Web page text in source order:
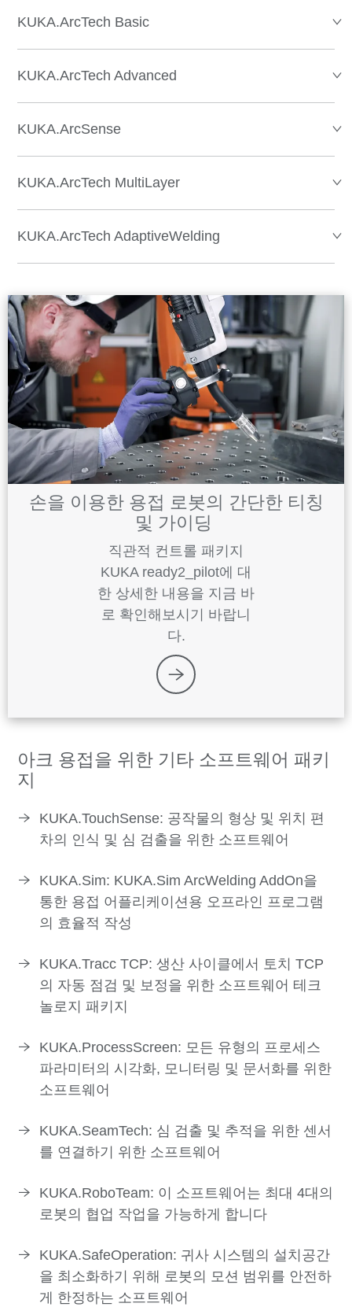
KUKA.ArcTech Basic
KUKA.ArcTech Advanced
KUKA.ArcSense
KUKA.ArcTech MultiLayer
KUKA.ArcTech AdaptiveWelding
손을 이용한 용접 로봇의 간단한 티칭
및 가이딩
직관적 컨트롤 패키지
KUKA ready2_pilot에 대
한 상세한 내용을 지금 바
로 확인해보시기 바랍니
다.
아크 용접을 위한 기타 소프트웨어 패키
지
KUKA.TouchSense: 공작물의 형상 및 위치 편
차의 인식 및 심 검출을 위한 소프트웨어
KUKA.Sim: KUKA.Sim ArcWelding AddOn을
통한 용접 어플리케이션용 오프라인 프로그램
의 효율적 작성
KUKA.Tracc TCP: 생산 사이클에서 토치 TCP
의 자동 점검 및 보정을 위한 소프트웨어 테크
놀로지 패키지
KUKA.ProcessScreen: 모든 유형의 프로세스
파라미터의 시각화, 모니터링 및 문서화를 위한
소프트웨어
KUKA.SeamTech: 심 검출 및 추적을 위한 센서
를 연결하기 위한 소프트웨어
KUKA.RoboTeam: 이 소프트웨어는 최대 4대의
로봇의 협업 작업을 가능하게 합니다
KUKA.SafeOperation: 귀사 시스템의 설치공간
을 최소화하기 위해 로봇의 모션 범위를 안전하
게 한정하는 소프트웨어